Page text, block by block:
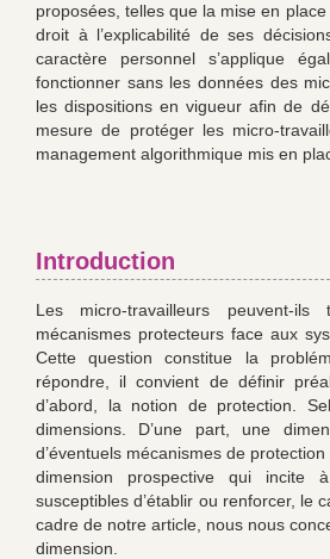
proposées, telles que la mise en
droit à l’explicabilité de ses
caractère personnel s’applique
fonctionner sans les données des
les dispositions en vigueur afin de
mesure de protéger les micro-
management algorithmique mis en
Introduction
Les micro-travailleurs peuvent-
mécanismes protecteurs face aux
Cette question constitue la
répondre, il convient de définir
d’abord, la notion de protection.
dimensions. D’une part, une
d’éventuels mécanismes de
dimension prospective qui incite
susceptibles d’établir ou renforcer, le
cadre de notre article, nous nous
dimension.